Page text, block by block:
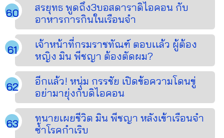
สรยุทธ พูดถึง3บอสดาราดิไอคอน กับ
อาหารการกินในเรือนจำ
เจ้าหน้าที่กรมราชทัณฑ์ ตอบเเล้ว ผู้ต้อง
หญิง มิน พีชญา ต้องตัดผม?
อีกแล้ว! หนุ่ม กรรชัย เปิดข้อความโดนขู่
อย่ามายุ่งกับดิไอคอน
ทนายเผยชีวิต มิน พีชญา หลังเข้าเรือนจำ
ซ้ำโรคกำเริบ